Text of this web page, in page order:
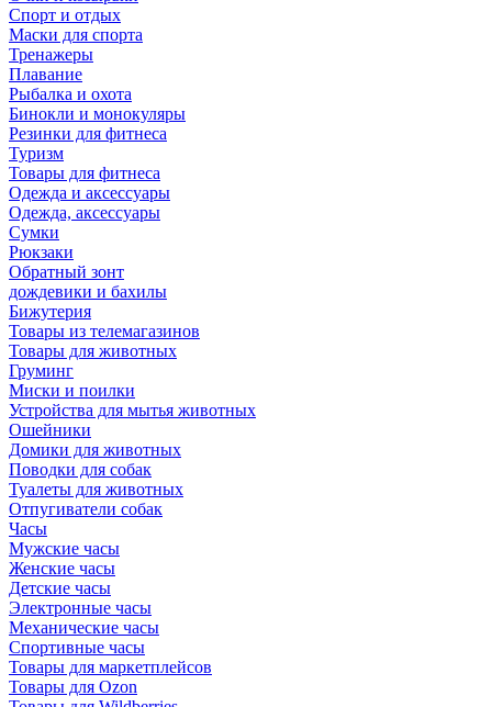
Спорт и отдых
Маски для спорта
Тренажеры
Плавание
Рыбалка и охота
Бинокли и монокуляры
Резинки для фитнеса
Туризм
Товары для фитнеса
Одежда и аксессуары
Одежда, аксессуары
Сумки
Рюкзаки
Обратный зонт
дождевики и бахилы
Бижутерия
Товары из телемагазинов
Товары для животных
Груминг
Миски и поилки
Устройства для мытья животных
Ошейники
Домики для животных
Поводки для собак
Туалеты для животных
Отпугиватели собак
Часы
Мужские часы
Женские часы
Детские часы
Электронные часы
Механические часы
Спортивные часы
Товары для маркетплейсов
Товары для Ozon